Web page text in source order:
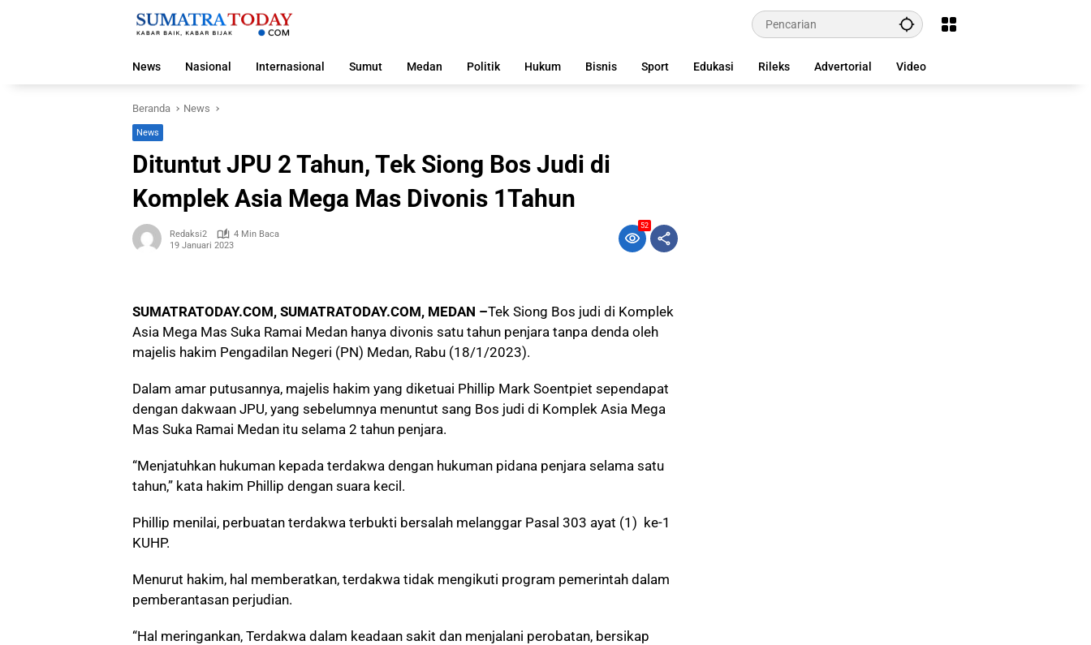
News
Nasional Internasional Sumut Medan Politik Hukum Bisnis Sport Edukasi Rileks Advertorial Video
Beranda News
News
Dituntut JPU 2 Tahun, Tek Siong Bos Judi di
Komplek Asia Mega Mas Divonis 1Tahun
Redaksi2
4 Min Baca
19 Januari 2023
52
SUMATRATODAY.COM, SUMATRATODAY.COM, MEDAN –Tek Siong Bos judi di Komplek
Asia Mega Mas Suka Ramai Medan hanya divonis satu tahun penjara tanpa denda oleh
majelis hakim Pengadilan Negeri (PN) Medan, Rabu (18/1/2023).
Dalam amar putusannya, majelis hakim yang diketuai Phillip Mark Soentpiet sependapat
dengan dakwaan JPU, yang sebelumnya menuntut sang Bos judi di Komplek Asia Mega
Mas Suka Ramai Medan itu selama 2 tahun penjara.
“Menjatuhkan hukuman kepada terdakwa dengan hukuman pidana penjara selama satu
tahun,” kata hakim Phillip dengan suara kecil.
Phillip menilai, perbuatan terdakwa terbukti bersalah melanggar Pasal 303 ayat (1) ke-1
KUHP.
Menurut hakim, hal memberatkan, terdakwa tidak mengikuti program pemerintah dalam
pemberantasan perjudian.
“Hal meringankan, Terdakwa dalam keadaan sakit dan menjalani perobatan, bersikap